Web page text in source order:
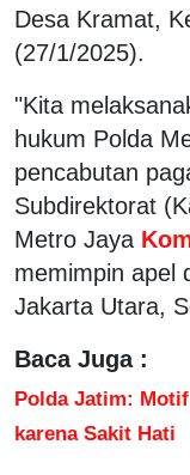
Desa Kramat,
(27/1/2025).
"Kita
hukum Polda
pencabutan
Subdirektorat
Metro Jaya
memimpin apel
Jakarta Utara,
Baca Juga :
Polda Jatim:
karena Sakit Hati